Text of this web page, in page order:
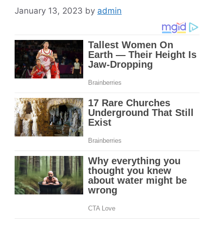
January 13, 2023 by admin